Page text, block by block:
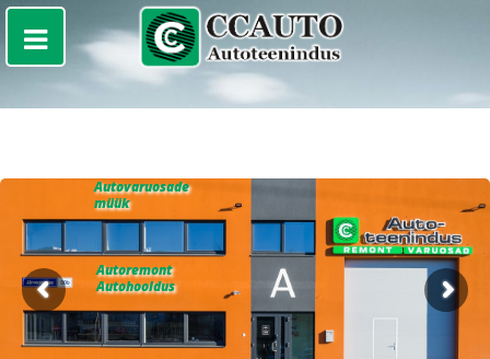
Autoremont
Autohooldus
Autovaruosade
müük